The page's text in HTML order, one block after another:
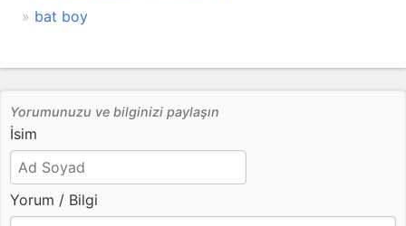
bat boy
Yorumunuzu ve bilginizi paylaşın
İsim
Yorum / Bilgi